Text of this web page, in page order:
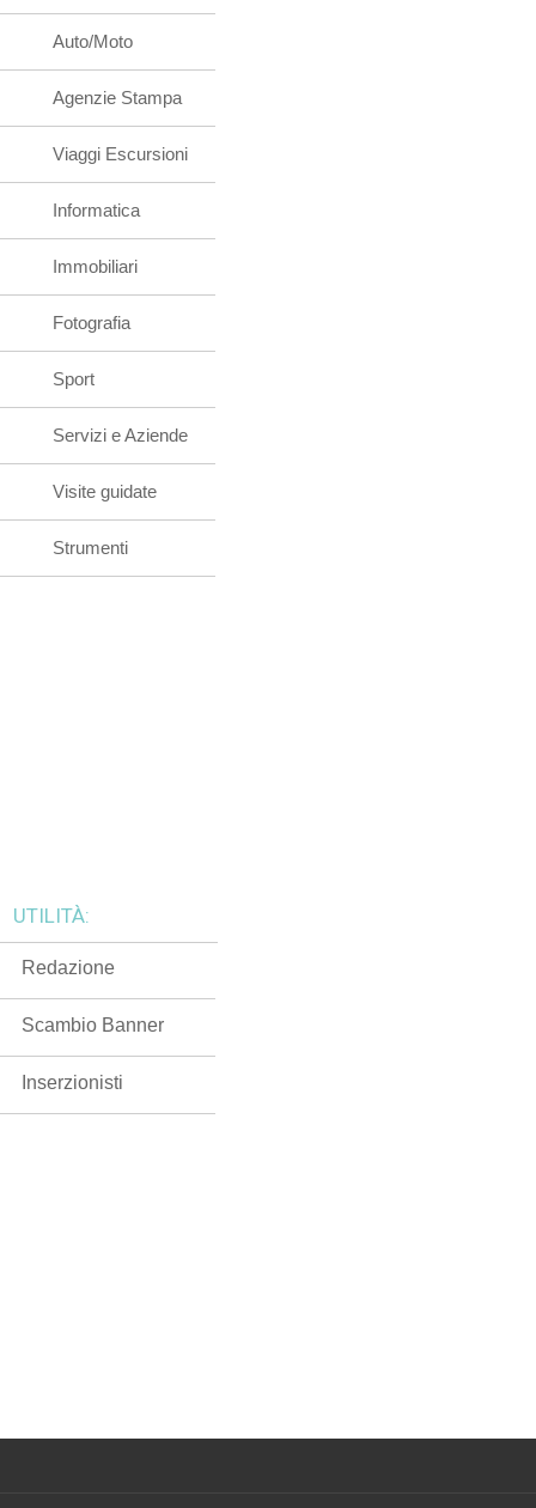
Auto/Moto
Agenzie Stampa
Viaggi Escursioni
Informatica
Immobiliari
Fotografia
Sport
Servizi e Aziende
Visite guidate
Strumenti
UTILITÀ:
Redazione
Scambio Banner
Inserzionisti